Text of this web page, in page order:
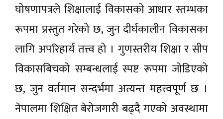
घोषणापत्रले शिक्षालाई विकासको आधार स्तम्भका
रूपमा प्रस्तुत गरेको छ, जुन दीर्घकालीन विकासका
लागि अपरिहार्य तत्त्व हो । गुणस्तरीय शिक्षा र सीप
विकासबिचको सम्बन्धलाई स्पष्ट रूपमा जोडिएको
छ, जुन वर्तमान सन्दर्भमा अत्यन्त महत्त्वपूर्ण छ ।
नेपालमा शिक्षित बेरोजगारी बढ्दै गएको अवस्थामा